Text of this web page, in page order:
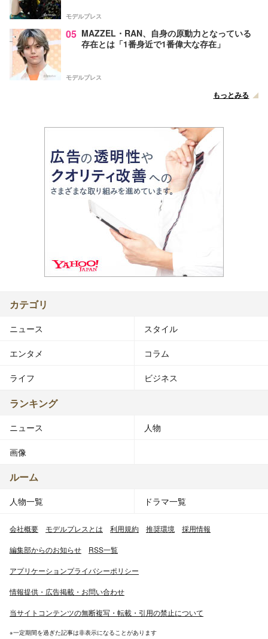
モデルプレス
05 MAZZEL・RAN、自身の原動力となっている
存在とは「1番身近で1番偉大な存在」
モデルプレス
もっとみる
カテゴリ
ニュース スタイル
エンタメ コラム
ライフ ビジネス
ランキング
ニュース 人物
画像
ルーム
人物一覧 ドラマ一覧
会社概要 モデルプレスとは 利用規約 推奨環境 採用情報
編集部からのお知らせ RSS一覧
アプリケーションプライバシーポリシー
情報提供・広告掲載・お問い合わせ
当サイトコンテンツの無断複写・転載・引用の禁止について
※一定期間を過ぎた記事は非表示になることがあります